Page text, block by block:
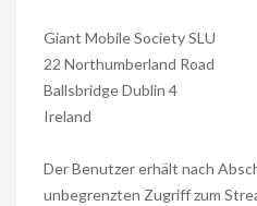
Giant Mobile Society SLU
22 Northumberland Road
Ballsbridge Dublin 4
Ireland
Der Benutzer erhält nach
unbegrenzten Zugriff zum